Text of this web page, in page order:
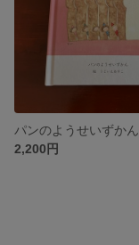
パンのようせいずかん
2,200円